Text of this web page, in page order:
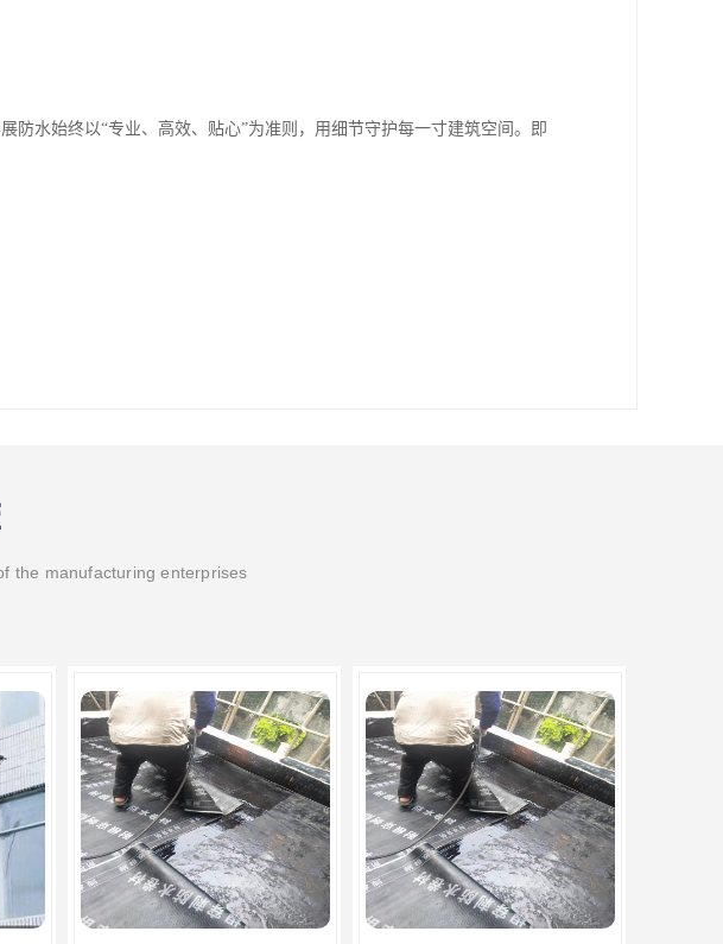
防水始终以“专业、高效、贴心”为准则，用细节守护每一寸建筑空间。即
the manufacturing enterprises